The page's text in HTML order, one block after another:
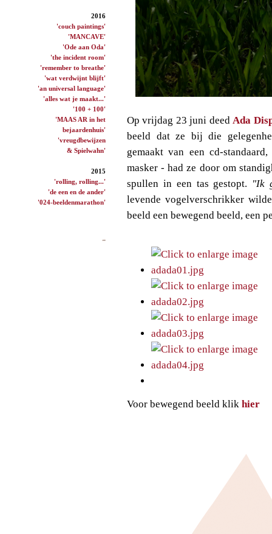
2016
'couch paintings'
'MANCAVE'
'Ode aan Oda'
'the incident room'
'remember to breathe'
'wat verdwijnt blijft'
'an universal language'
'alles wat je maakt...'
'100 + 100'
'MAAS AR in het
bejaardenhuis'
'vreugdbewijzen
& Spielwahn'
2015
'rolling, rolling...'
'de een en de ander'
'024-beeldenmarathon'
Op vrijdag 23 juni deedAda
beeld dat ze bij die
gemaakt van een cd-
masker - had ze door om
spullen in een tas gestopt. "Ik
levende vogelverschrikker
beeld een bewegend beeld, een
Voor bewegend beeld klik hier